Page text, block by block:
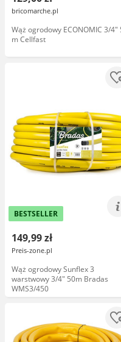
bricomarche.pl
Wąż ogrodowy ECONOMIC 3/4"
m Cellfast
BESTSELLER
149,99 zł
Preis-zone.pl
Wąż ogrodowy Sunflex 3
warstwowy 3/4" 50m Bradas
WMS3/450